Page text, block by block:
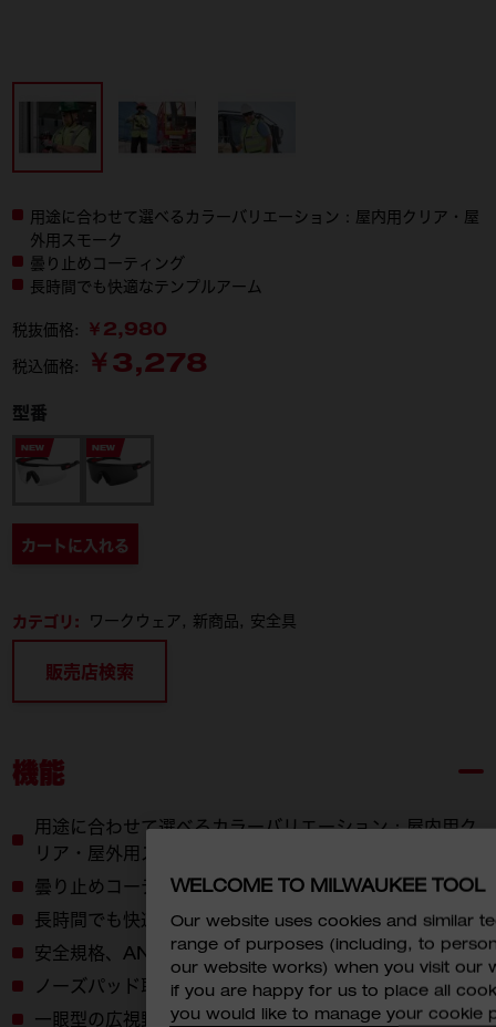
用途に合わせて選べるカラーバリエーション：屋内用クリア・屋
外用スモーク
曇り止めコーティング
長時間でも快適なテンプルアーム​
税抜価格: ￥2,980
税込価格: ￥3,278
型番
49325007214932500722
カートに入れる
カテゴリ: ワークウェア 新商品 安全具
販売店検索
機能
用途に合わせて選べるカラーバリエーション：屋内用ク
リア・屋外用スモーク
曇り止めコーティング
長時間でも快適なテンプルアーム​
安全規格、ANSI/ISEA Z87.1 (+) - 2020
ノーズパッド取り外し可能 (別売りはありません)​
一眼型の広視野レンズ​
WELCOME TO MILWAUKEE TOOL
Our website uses cookies and similar
range of purposes (including, to
our website works) when you visit our
if you are happy for us to place all
you would like to manage your cookie